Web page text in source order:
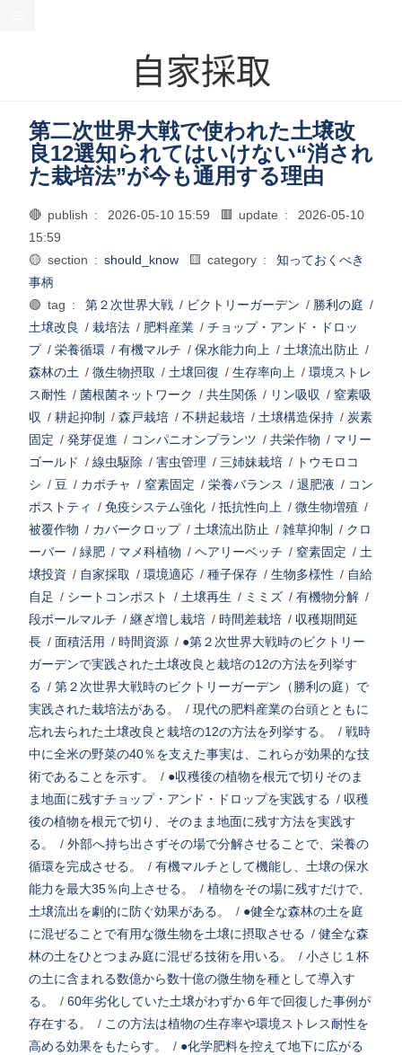
自家採取
第二次世界大戦で使われた土壌改
良12選知られてはいけない“消され
た栽培法”が今も通用する理由
🔴 publish : 2026-05-10 15:59 🟥 update :
2026-05-10
15:59
🟡 section : should_know 🟨 category :
知っておくべき
事柄
🟢 tag :
第２次世界大戦 / ビクトリーガーデン / 勝利の庭 /
土壌改良 / 栽培法 / 肥料産業 / チョップ・アンド・ドロッ
プ/ 栄養循環 / 有機マルチ / 保水能力向上 / 土壌流出防止 /
森林の土 / 微生物摂取 / 土壌回復 / 生存率向上 / 環境ストレ
ス耐性 / 菌根菌ネットワーク / 共生関係 / リン吸収 / 窒素吸
収 / 耕起抑制 / 森戸栽培 / 不耕起栽培 / 土壌構造保持 / 炭素
固定 / 発芽促進 / コンパニオンプランツ / 共栄作物 / マリー
ゴールド / 線虫駆除 / 害虫管理 / 三姉妹栽培 / トウモロコ
シ / 豆 / カボチャ / 窒素固定 / 栄養バランス / 退肥液 / コン
ポストティ
/ 免疫システム強化 / 抵抗性向上 / 微生物増殖 /
被覆作物 / カバークロップ/ 土壌流出防止 / 雑草抑制 / クロ
ーバー / 緑肥 / マメ科植物 / ヘアリーベッチ / 窒素固定 / 土
壌投資 / 自家採取 / 環境適応 / 種子保存 / 生物多様性 / 自給
自足 / シートコンポスト / 土壌再生 / ミミズ / 有機物分解 /
段ボールマルチ / 継ぎ増し栽培 / 時間差栽培 / 収穫期間延
長 / 面積活用 / 時間資源 / ●第２次世界大戦時のビクトリー
ガーデンで実践された土壌改良と栽培の12の方法を列挙す
る / 第２次世界大戦時のビクトリーガーデン（勝利の庭）で
実践された栽培法がある。
/ 現代の肥料産業の台頭とともに
忘れ去られた土壌改良と栽培の12の方法を列挙する。
/ 戦時
中に全米の野菜の40％を支えた事実は、これらが効果的な技
術であることを示す。
/ ●収穫後の植物を根元で切りそのま
ま地面に残すチョップ・アンド・ドロップを実践する / 収穫
後の植物を根元で切り、そのまま地面に残す方法を実践す
る。
/ 外部へ持ち出さずその場で分解させることで、栄養の
循環を完成させる。
/ 有機マルチとして機能し、土壌の保水
能力を最大35％向上させる。
/ 植物をその場に残すだけで、
土壌流出を劇的に防ぐ効果がある。
/ ●健全な森林の土を庭
に混ぜることで有用な微生物を土壌に摂取させる / 健全な森
林の土をひとつまみ庭に混ぜる技術を用いる。
/ 小さじ１杯
の土に含まれる数億から数十億の微生物を種として導入す
る。
/ 60年劣化していた土壌がわずか６年で回復した事例が
存在する。
/ この方法は植物の生存率や環境ストレス耐性を
高める効果をもたらす。
/ ●化学肥料を控えて地下に広がる